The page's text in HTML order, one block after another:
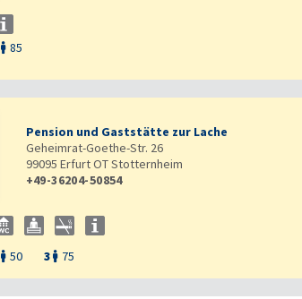
 85
Pension und Gaststätte zur Lache
Geheimrat-Goethe-Str. 26
99095 Erfurt OT Stotternheim
+49-36204-50854
 50 3  75